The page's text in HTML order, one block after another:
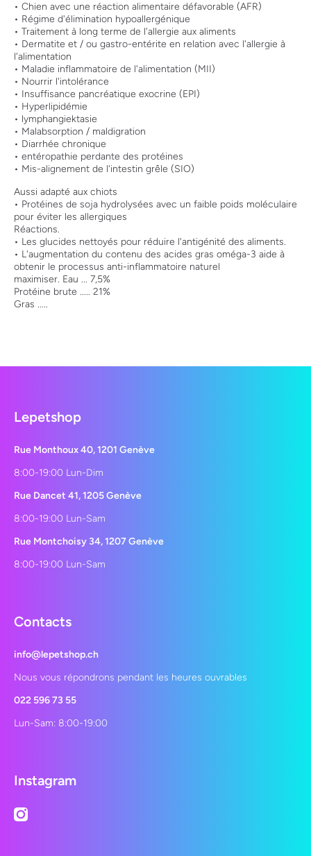
• Chien avec une réaction alimentaire défavorable (AFR)
• Régime d'élimination hypoallergénique
• Traitement à long terme de l'allergie aux aliments
• Dermatite et / ou gastro-entérite en relation avec l'allergie à
l'alimentation
• Maladie inflammatoire de l'alimentation (MII)
• Nourrir l'intolérance
• Insuffisance pancréatique exocrine (EPI)
• Hyperlipidémie
• lymphangiektasie
• Malabsorption / maldigration
• Diarrhée chronique
• entéropathie perdante des protéines
• Mis-alignement de l'intestin grêle (SIO)
Aussi adapté aux chiots
• Protéines de soja hydrolysées avec un faible poids moléculaire
pour éviter les allergiques
Réactions.
• Les glucides nettoyés pour réduire l'antigénité des aliments.
• L'augmentation du contenu des acides gras oméga-3 aide à
obtenir le processus anti-inflammatoire naturel
maximiser. Eau ... 7,5%
Protéine brute ..... 21%
Gras .....
Lepetshop
Rue Monthoux 40, 1201 Genève
8:00-19:00 Lun-Dim
Rue Dancet 41, 1205 Genève
8:00-19:00 Lun-Sam
Rue Montchoisy 34, 1207 Genève
8:00-19:00 Lun-Sam
Contacts
info@lepetshop.ch
Nous vous répondrons pendant les heures ouvrables
022 596 73 55
Lun-Sam: 8:00-19:00
Instagram
instagramcom/lepetshopch/